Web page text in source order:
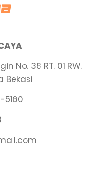
No. 38 RT. 01 RW.
Bekasi
5160